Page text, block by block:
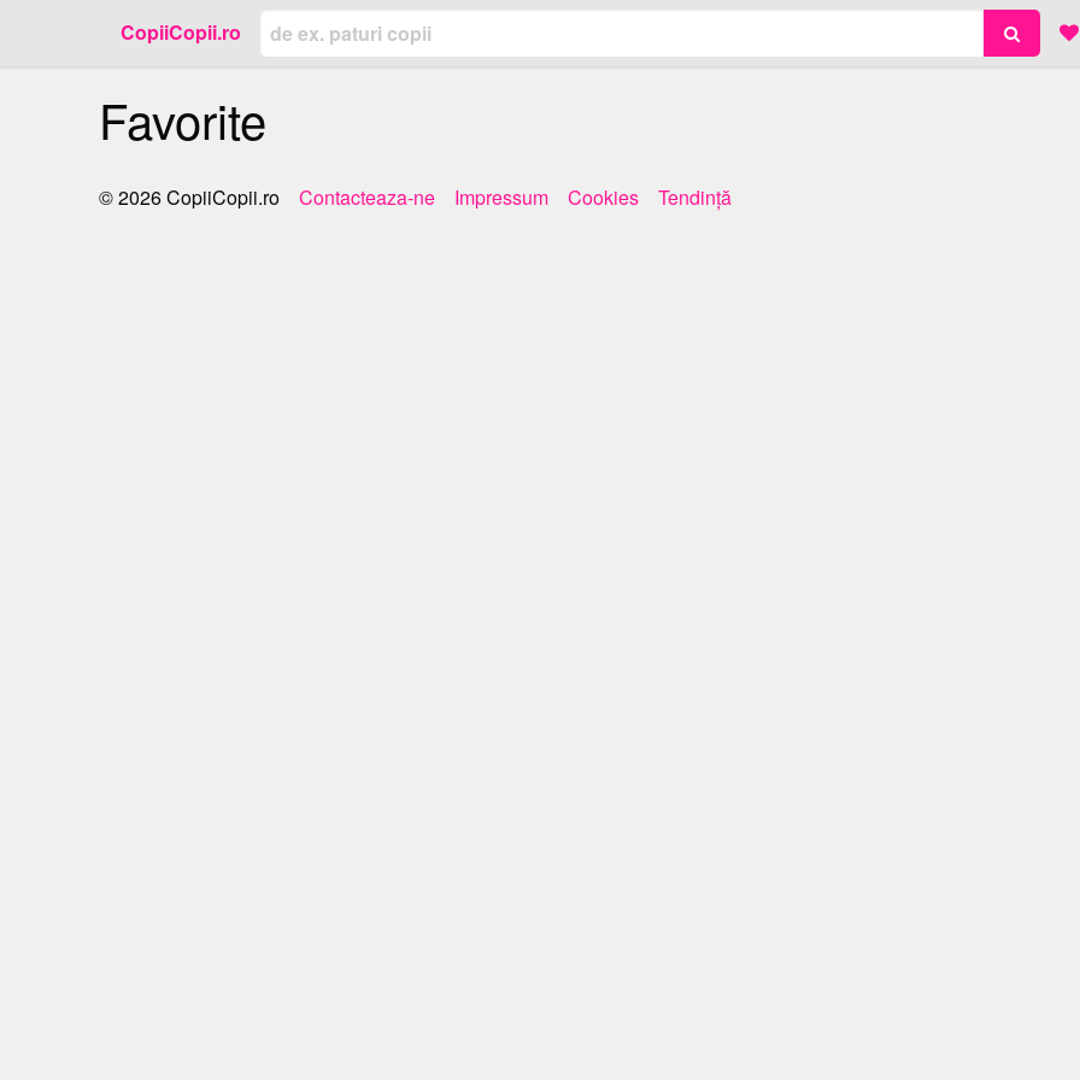
CopiiCopii.ro
Favorite
© 2026 CopiiCopii.ro Contacteaza-ne Impressum Cookies Tendinţă